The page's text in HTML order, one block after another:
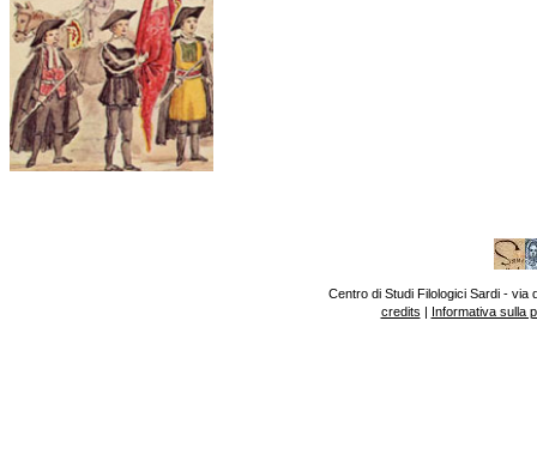
Centro di Studi Filologici Sardi - via
credits | Informativa sulla